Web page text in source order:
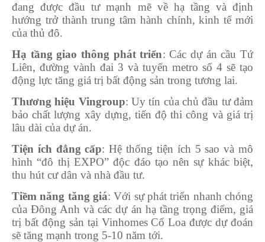
đang được đầu tư mạnh mẽ về hạ tầng và định
hướng trở thành trung tâm hành chính, kinh tế mới
của thủ đô.
Hạ tầng giao thông phát triển: Các dự án cầu Tứ
Liên, đường vành đai 3 và tuyến metro số 4 sẽ tạo
động lực tăng giá trị bất động sản trong tương lai.
Thương hiệu Vingroup: Uy tín của chủ đầu tư đảm
bảo chất lượng xây dựng, tiến độ thi công và giá trị
lâu dài của dự án.
Tiện ích đẳng cấp: Hệ thống tiện ích 5 sao và mô
hình “đô thị EXPO” độc đáo tạo nên sự khác biệt,
thu hút cư dân và nhà đầu tư.
Tiềm năng tăng giá: Với sự phát triển nhanh chóng
của Đông Anh và các dự án hạ tầng trọng điểm, giá
trị bất động sản tại Vinhomes Cổ Loa được dự đoán
sẽ tăng mạnh trong 5-10 năm tới.